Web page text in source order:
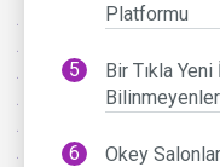
Platformu
Bir Tıkla
Okey